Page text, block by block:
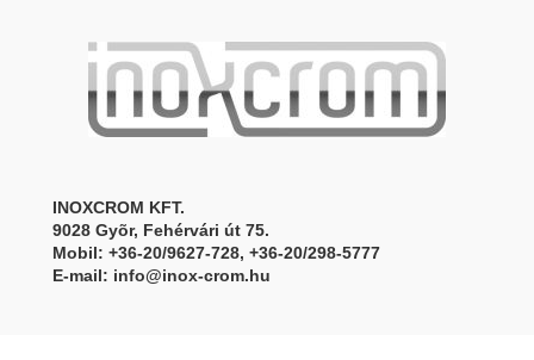
INOXCROM KFT.
9028 Gyõr, Fehérvári út 75.
Mobil: +36-20/9627-728, +36-20/298-5777
E-mail: info@inox-crom.hu